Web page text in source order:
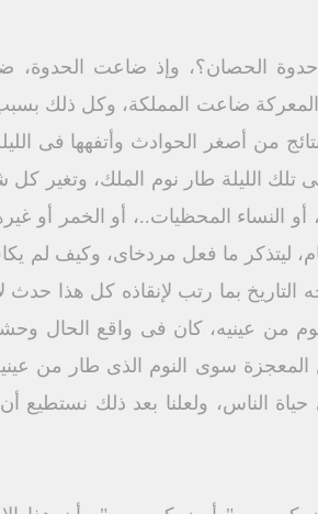
الحصان؟، وإذ ضاعت الحدوة،
ضاعت المملكة، وكل ذلك بسبب
من أصغر الحوادث وأتفهها فى
الليلة طار نوم الملك، وتغير كل
النساء المحظيات..، أو الخمر أو
ليتذكر ما فعل مردخاى، وكيف لم
بما رتب لإنقاذه كل هذا حدث
من عينيه، كان فى واقع الحال
سوى النوم الذى طار من
الناس، ولعلنا بعد ذلك نستطيع